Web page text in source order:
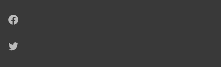
Facebook
Twitter